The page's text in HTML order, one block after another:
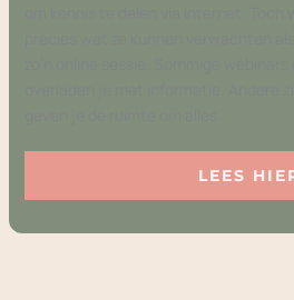
LEES